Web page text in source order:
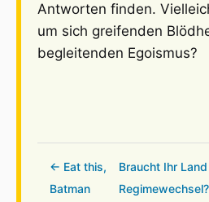
Antworten finden.
um sich greifenden
begleitenden Egoismus?
← Eat this,
Batman
Braucht Ihr